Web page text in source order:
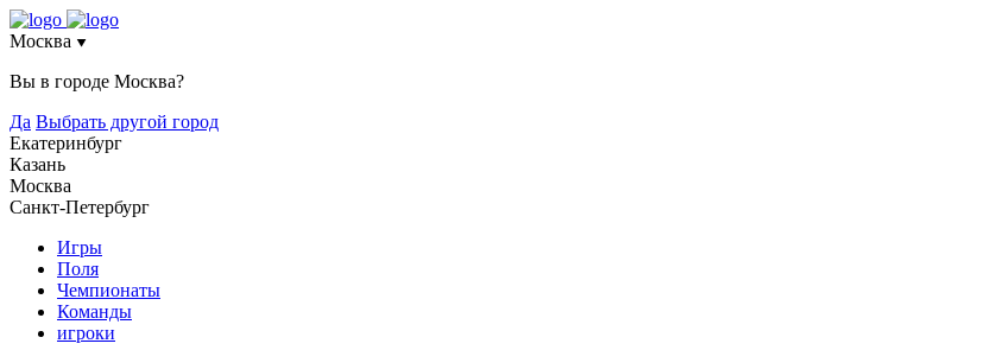
Москва
Вы в городе Москва?
Да Выбрать другой город
Екатеринбург
Казань
Москва
Санкт-Петербург
Игры
Поля
Чемпионаты
Команды
игроки